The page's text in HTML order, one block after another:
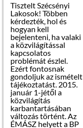
Előzetes telefonon
történő egyeztetés
alapján 2017.
augusztus 11.
(péntek) 1300óráig.
(32/370-199/213
melléken Galó
Gáborné)
Induló ára:
4.500.000 Ft,azaz
négymillió-
ötszázezer forint
Tisztelt Szécsényi
Lakosok! Többen
kérdezték, hol és
hogyan kell
bejelenteni, ha valaki
a közvilágítással
kapcsolatos
problémát észlel.
Ezért fontosnak
gondoljuk az ismételt
tájékoztatást. 2015.
január 1-jétől a
közvilágítás
karbantartásában
változás történt. Az
ÉMÁSZ helyett a BP